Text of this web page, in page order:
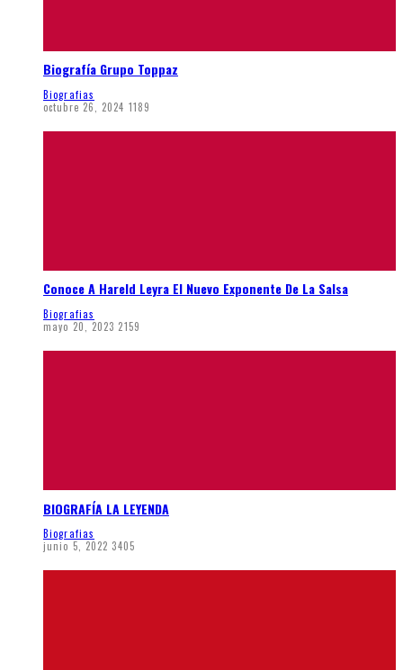
Biografía Grupo Toppaz
Biografias
octubre 26, 2024 1189
Conoce A Hareld Leyra El Nuevo Exponente De La Salsa
Biografias
mayo 20, 2023 2159
BIOGRAFÍA LA LEYENDA
Biografias
junio 5, 2022 3405